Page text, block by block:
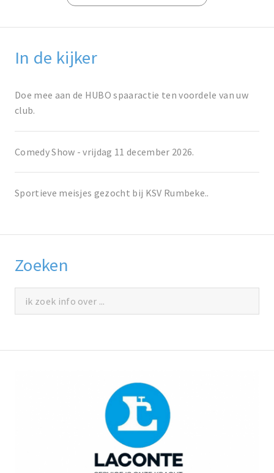
In de kijker
Doe mee aan de HUBO spaaractie ten voordele van uw
club.
Comedy Show - vrijdag 11 december 2026.
Sportieve meisjes gezocht bij KSV Rumbeke..
Zoeken